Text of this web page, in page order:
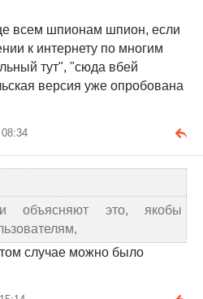
всем шпионам шпион, если
к интернету по многим
тут", "сюда вбей
версия уже опробована
объясняют это, якобы
случае можно было